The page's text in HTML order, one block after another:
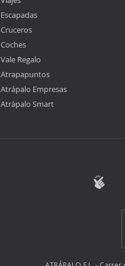
Escapadas
Cruceros
Coches
Vale Regalo
Atrapapuntos
Atrápalo Empresas
Atrápalo Smart